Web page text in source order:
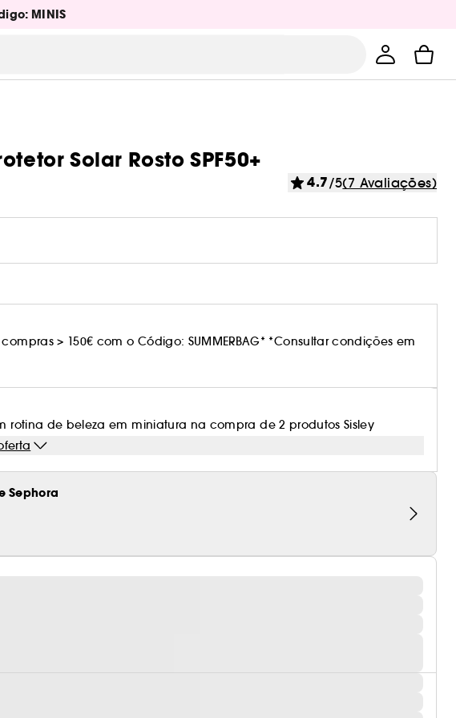
MINIS
Solar Rosto SPF50+
4.7/5(7 Avaliações)
> 150€ com o Código: SUMMERBAG* *Consultar condições em
rotina de beleza em miniatura na compra de 2 produtos Sisley
Sephora